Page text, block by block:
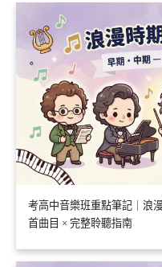
考高中音樂班重點筆記｜浪
首曲目 × 完整聆聽指南